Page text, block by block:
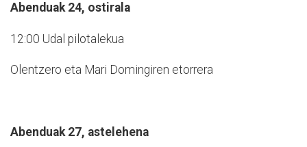
Abenduak 24, ostirala
12:00 Udal pilotalekua
Olentzero eta Mari Domingiren etorrera
Abenduak 27, astelehena